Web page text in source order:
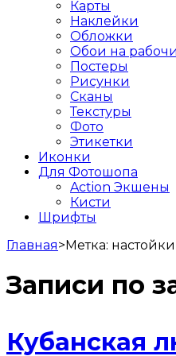
Карты
Наклейки
Обложки
Обои на
Постеры
Рисунки
Сканы
Текстуры
Фото
Этикетки
Иконки
Для Фотошопа
Action Экшены
Кисти
Шрифты
Главная>Метка: настойки
Записи по
Кубанская